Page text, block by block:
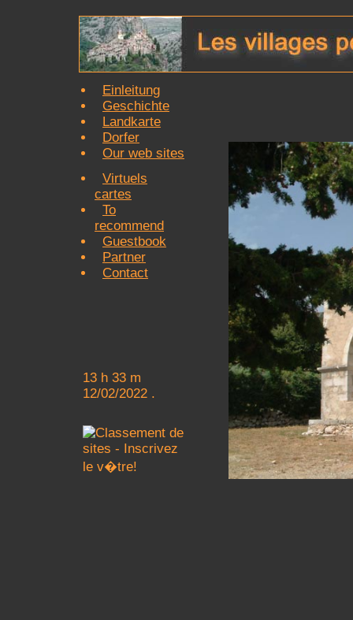
Einleitung
Geschichte
Landkarte
Dorfer
Our web sites
Virtuels
cartes
To
recommend
Guestbook
Partner
Contact
13 h 33 m
12/02/2022 .